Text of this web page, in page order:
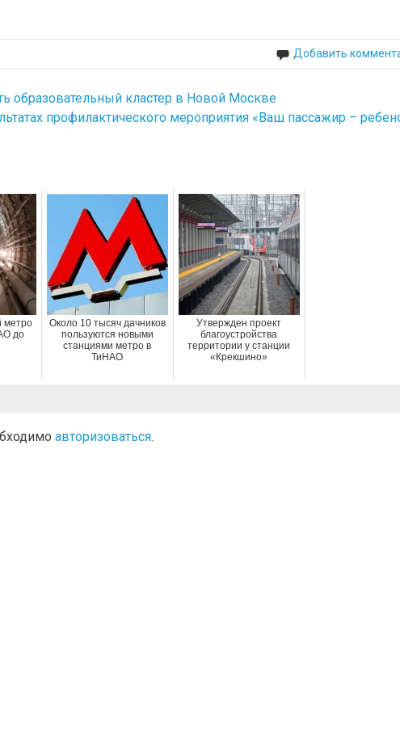
Добавить
образовательный кластер в Новой Москве
профилактического мероприятия «Ваш пассажир –
метро
до
Около 10 тысяч дачников
пользуются новыми
станциями метро в
ТиНАО
Утвержден проект
благоустройства
территории у станции
«Крекшино»
авторизоваться.